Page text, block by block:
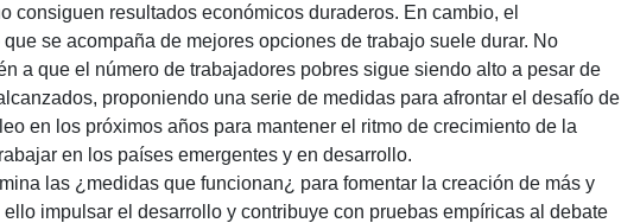
consiguen resultados económicos duraderos. En cambio, el
se acompaña de mejores opciones de trabajo suele durar. No
a que el número de trabajadores pobres sigue siendo alto a pesar de
proponiendo una serie de medidas para afrontar el desafío de
en los próximos años para mantener el ritmo de crecimiento de la
en los países emergentes y en desarrollo.
las ¿medidas que funcionan¿ para fomentar la creación de más y
impulsar el desarrollo y contribuye con pruebas empíricas al debate